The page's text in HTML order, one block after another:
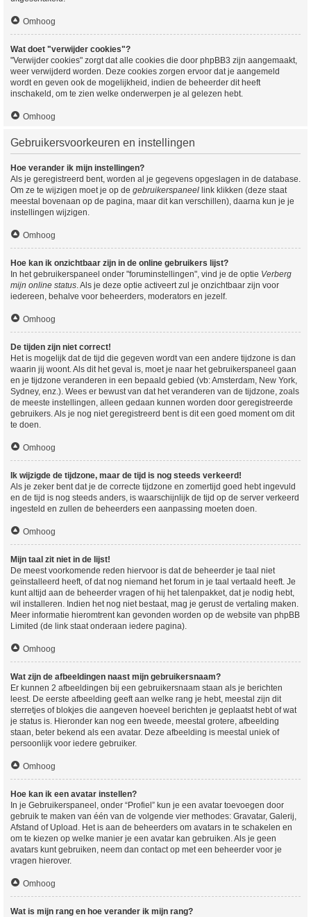
Omhoog
Wat doet "verwijder cookies"?
"Verwijder cookies" zorgt dat alle cookies die door phpBB3 zijn aangemaakt,
weer verwijderd worden. Deze cookies zorgen ervoor dat je aangemeld
wordt en geven ook de mogelijkheid, indien de beheerder dit heeft
inschakeld, om te zien welke onderwerpen je al gelezen hebt.
Omhoog
Gebruikersvoorkeuren en instellingen
Hoe verander ik mijn instellingen?
Als je geregistreerd bent, worden al je gegevens opgeslagen in de database.
Om ze te wijzigen moet je op de gebruikerspaneel link klikken (deze staat
meestal bovenaan op de pagina, maar dit kan verschillen), daarna kun je je
instellingen wijzigen.
Omhoog
Hoe kan ik onzichtbaar zijn in de online gebruikers lijst?
In het gebruikerspaneel onder "foruminstellingen", vind je de optie Verberg
mijn online status. Als je deze optie activeert zul je onzichtbaar zijn voor
iedereen, behalve voor beheerders, moderators en jezelf.
Omhoog
De tijden zijn niet correct!
Het is mogelijk dat de tijd die gegeven wordt van een andere tijdzone is dan
waarin jij woont. Als dit het geval is, moet je naar het gebruikerspaneel gaan
en je tijdzone veranderen in een bepaald gebied (vb: Amsterdam, New York,
Sydney, enz.). Wees er bewust van dat het veranderen van de tijdzone, zoals
de meeste instellingen, alleen gedaan kunnen worden door geregistreerde
gebruikers. Als je nog niet geregistreerd bent is dit een goed moment om dit
te doen.
Omhoog
Ik wijzigde de tijdzone, maar de tijd is nog steeds verkeerd!
Als je zeker bent dat je de correcte tijdzone en zomertijd goed hebt ingevuld
en de tijd is nog steeds anders, is waarschijnlijk de tijd op de server verkeerd
ingesteld en zullen de beheerders een aanpassing moeten doen.
Omhoog
Mijn taal zit niet in de lijst!
De meest voorkomende reden hiervoor is dat de beheerder je taal niet
geïnstalleerd heeft, of dat nog niemand het forum in je taal vertaald heeft. Je
kunt altijd aan de beheerder vragen of hij het talenpakket, dat je nodig hebt,
wil installeren. Indien het nog niet bestaat, mag je gerust de vertaling maken.
Meer informatie hieromtrent kan gevonden worden op de website van phpBB
Limited (de link staat onderaan iedere pagina).
Omhoog
Wat zijn de afbeeldingen naast mijn gebruikersnaam?
Er kunnen 2 afbeeldingen bij een gebruikersnaam staan als je berichten
leest. De eerste afbeelding geeft aan welke rang je hebt, meestal zijn dit
sterretjes of blokjes die aangeven hoeveel berichten je geplaatst hebt of wat
je status is. Hieronder kan nog een tweede, meestal grotere, afbeelding
staan, beter bekend als een avatar. Deze afbeelding is meestal uniek of
persoonlijk voor iedere gebruiker.
Omhoog
Hoe kan ik een avatar instellen?
In je Gebruikerspaneel, onder “Profiel” kun je een avatar toevoegen door
gebruik te maken van één van de volgende vier methodes: Gravatar, Galerij,
Afstand of Upload. Het is aan de beheerders om avatars in te schakelen en
om te kiezen op welke manier je een avatar kan gebruiken. Als je geen
avatars kunt gebruiken, neem dan contact op met een beheerder voor je
vragen hierover.
Omhoog
Wat is mijn rang en hoe verander ik mijn rang?